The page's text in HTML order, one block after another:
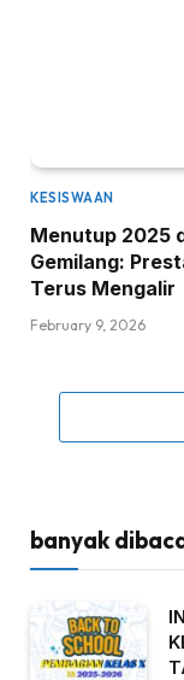
KESISWAAN
Menutup 2025
Gemilang:
Terus Mengalir
February 9, 2026
banyak